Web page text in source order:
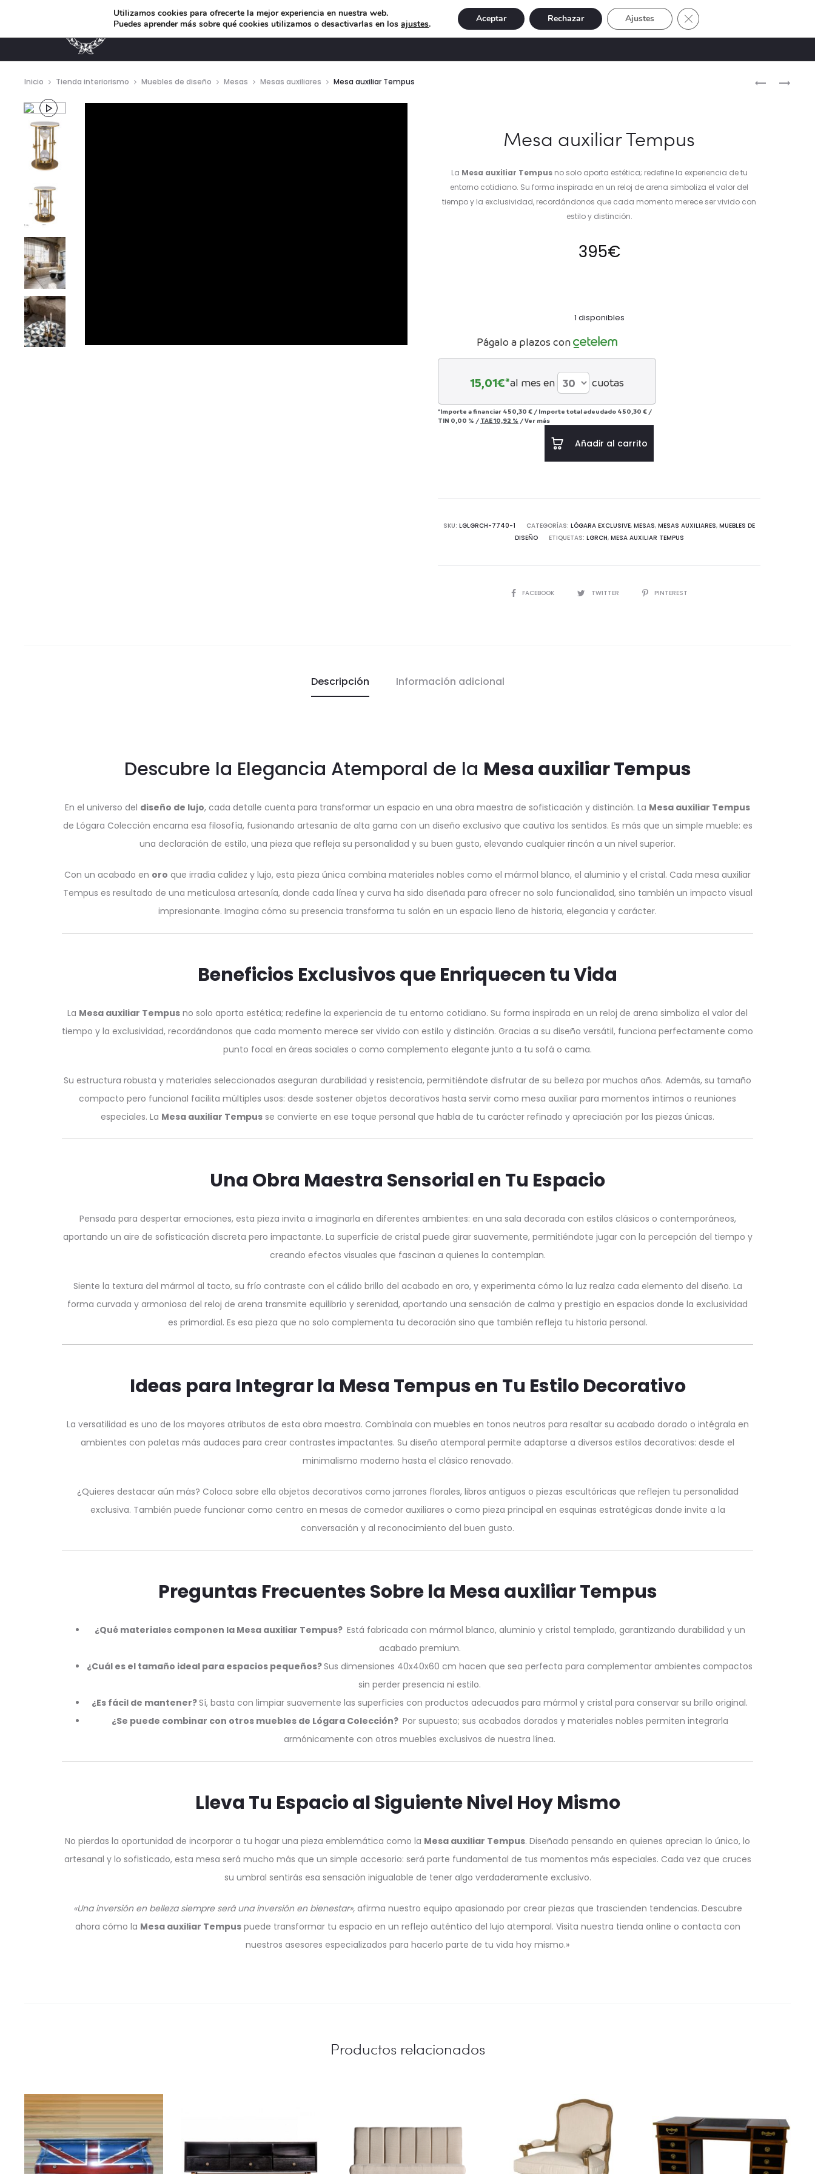
MUEBLES DE DISEÑO ILUMINACIÓN NAVIDAD EXCLUSIVE OFERTAS Buscar
SILLÓN
Inicio Tienda interiorismo Muebles de diseño Mesas Mesas auxiliares Mesa auxiliar Tempus
Mesa auxiliar Tempus
La Mesa auxiliar Tempusno solo aporta estética; redefine la experiencia de tu
entorno cotidiano. Su forma inspirada en un reloj de arena simboliza el valor del
tiempo y la exclusividad, recordándonos que cada momento merece ser vivido con
estilo y distinción.
395€
1 disponibles
Págalo a plazos con
15,01€*al mes en cuotas
*Importe a financiar 450,30 € / Importe total adeudado 450,30 € /
TIN 0,00 % / TAE10,92 % /Ver más
Añadir al carrito
SKU: LGLGRCH-7740-1 CATEGORÍAS: LÓGARA EXCLUSIVE, MESAS, MESAS AUXILIARES, MUEBLES DE
DISEÑO
ETIQUETAS: LGRCH, MESA AUXILIAR TEMPUS
COMPARTIR
FACEBOOK TWITTER PINTEREST
Descripción Información adicional
Descubre la Elegancia Atemporal de la Mesa auxiliar Tempus
En el universo del diseño de lujo, cada detalle cuenta para transformar un espacio en una obra maestra de sofisticación y distinción. La Mesa auxiliar Tempus
de Lógara Colección encarna esa filosofía, fusionando artesanía de alta gama con un diseño exclusivo que cautiva los sentidos. Es más que un simple mueble: es
una declaración de estilo, una pieza que refleja su personalidad y su buen gusto, elevando cualquier rincón a un nivel superior.
Con un acabado en oro que irradia calidez y lujo, esta pieza única combina materiales nobles como el mármol blanco, el aluminio y el cristal. Cada mesa auxiliar
Tempus es resultado de una meticulosa artesanía, donde cada línea y curva ha sido diseñada para ofrecer no solo funcionalidad, sino también un impacto visual
impresionante. Imagina cómo su presencia transforma tu salón en un espacio lleno de historia, elegancia y carácter.
Beneficios Exclusivos que Enriquecen tu Vida
La Mesa auxiliar Tempus no solo aporta estética; redefine la experiencia de tu entorno cotidiano. Su forma inspirada en un reloj de arena simboliza el valor del
tiempo y la exclusividad, recordándonos que cada momento merece ser vivido con estilo y distinción. Gracias a su diseño versátil, funciona perfectamente como
punto focal en áreas sociales o como complemento elegante junto a tu sofá o cama.
Su estructura robusta y materiales seleccionados aseguran durabilidad y resistencia, permitiéndote disfrutar de su belleza por muchos años. Además, su tamaño
compacto pero funcional facilita múltiples usos: desde sostener objetos decorativos hasta servir como mesa auxiliar para momentos íntimos o reuniones
especiales. La Mesa auxiliar Tempus se convierte en ese toque personal que habla de tu carácter refinado y apreciación por las piezas únicas.
Una Obra Maestra Sensorial en Tu Espacio
Pensada para despertar emociones, esta pieza invita a imaginarla en diferentes ambientes: en una sala decorada con estilos clásicos o contemporáneos,
aportando un aire de sofisticación discreta pero impactante. La superficie de cristal puede girar suavemente, permitiéndote jugar con la percepción del tiempo y
creando efectos visuales que fascinan a quienes la contemplan.
Siente la textura del mármol al tacto, su frío contraste con el cálido brillo del acabado en oro, y experimenta cómo la luz realza cada elemento del diseño. La
forma curvada y armoniosa del reloj de arena transmite equilibrio y serenidad, aportando una sensación de calma y prestigio en espacios donde la exclusividad
es primordial. Es esa pieza que no solo complementa tu decoración sino que también refleja tu historia personal.
Ideas para Integrar la Mesa Tempus en Tu Estilo Decorativo
La versatilidad es uno de los mayores atributos de esta obra maestra. Combínala con muebles en tonos neutros para resaltar su acabado dorado o intégrala en
ambientes con paletas más audaces para crear contrastes impactantes. Su diseño atemporal permite adaptarse a diversos estilos decorativos: desde el
minimalismo moderno hasta el clásico renovado.
¿Quieres destacar aún más? Coloca sobre ella objetos decorativos como jarrones florales, libros antiguos o piezas escultóricas que reflejen tu personalidad
exclusiva. También puede funcionar como centro en mesas de comedor auxiliares o como pieza principal en esquinas estratégicas donde invite a la
conversación y al reconocimiento del buen gusto.
Preguntas Frecuentes Sobre la Mesa auxiliar Tempus
¿Qué materiales componen la Mesa auxiliar Tempus? Está fabricada con mármol blanco, aluminio y cristal templado, garantizando durabilidad y un
acabado premium.
¿Cuál es el tamaño ideal para espacios pequeños?Sus dimensiones 40x40x60 cm hacen que sea perfecta para complementar ambientes compactos
sin perder presencia ni estilo.
¿Es fácil de mantener?Sí, basta con limpiar suavemente las superficies con productos adecuados para mármol y cristal para conservar su brillo original.
¿Se puede combinar con otros muebles de Lógara Colección? Por supuesto; sus acabados dorados y materiales nobles permiten integrarla
armónicamente con otros muebles exclusivos de nuestra línea.
Lleva Tu Espacio al Siguiente Nivel Hoy Mismo
No pierdas la oportunidad de incorporar a tu hogar una pieza emblemática como la Mesa auxiliar Tempus. Diseñada pensando en quienes aprecian lo único, lo
artesanal y lo sofisticado, esta mesa será mucho más que un simple accesorio: será parte fundamental de tus momentos más especiales. Cada vez que cruces
su umbral sentirás esa sensación inigualable de tener algo verdaderamente exclusivo.
«Una inversión en belleza siempre será una inversión en bienestar»,afirma nuestro equipo apasionado por crear piezas que trascienden tendencias. Descubre
ahora cómo la Mesa auxiliar Tempuspuede transformar tu espacio en un reflejo auténtico del lujo atemporal. Visita nuestra tienda online o contacta con
nuestros asesores especializados para hacerlo parte de tu vida hoy mismo.»
Productos relacionados
Utilizamos cookies para ofrecerte la mejor experiencia en nuestra web.
Puedes aprender más sobre qué cookies utilizamos o desactivarlas en losajustes. Aceptar Rechazar Ajustes Cerrar el banner de cookies